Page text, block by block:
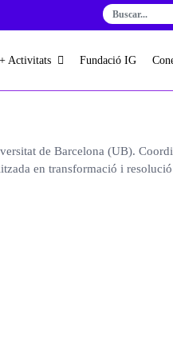
+ Activitats Fundació IG
de Barcelona (UB).
en transformació i